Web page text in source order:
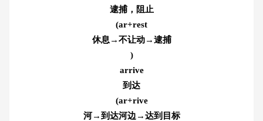
逮捕，阻止
(ar+rest
休息→不让动→逮捕
)
arrive
到达
(ar+rive
河→到达河边→达到目标